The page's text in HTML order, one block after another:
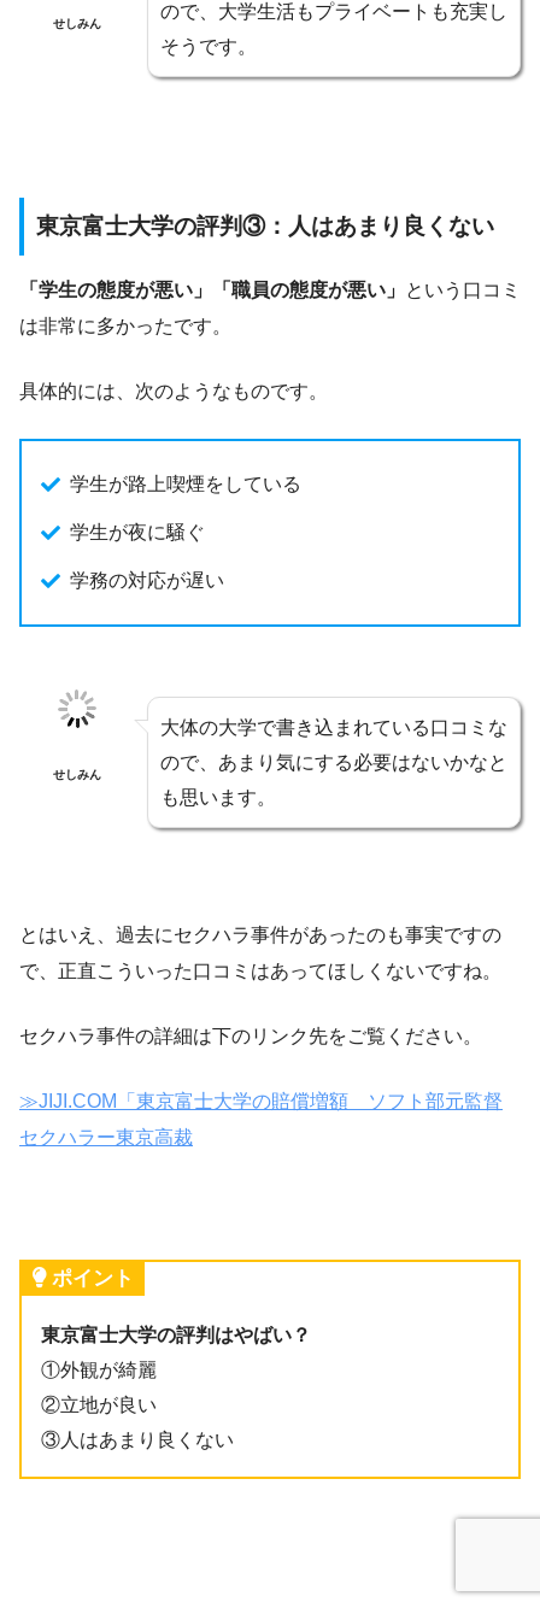
せしみん
ので、大学生活もプライベートも充実し
そうです。
東京富士大学の評判③：人はあまり良くない
「学生の態度が悪い」「職員の態度が悪い」 という口コミ
は非常に多かったです。
具体的には、次のようなものです。
学生が路上喫煙をしている
学生が夜に騒ぐ
学務の対応が遅い
せしみん
大体の大学で書き込まれている口コミな
ので、あまり気にする必要はないかなと
も思います。
とはいえ、過去にセクハラ事件があったのも事実ですの
で、正直こういった口コミはあってほしくないですね。
セクハラ事件の詳細は下のリンク先をご覧ください。
≫JIJI.COM「東京富士大学の賠償増額 ソフト部元監督
セクハラー東京高裁
ポイント
東京富士大学の評判はやばい？
①外観が綺麗
②立地が良い
③人はあまり良くない